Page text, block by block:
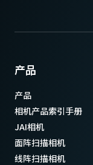
产品
产品
相机产品索引手册
JAI相机
面阵扫描相机
线阵扫描相机